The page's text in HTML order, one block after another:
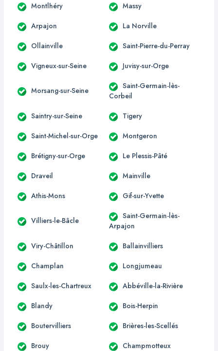
Montlhéry Massy
Arpajon La Norville
Ollainville Saint-Pierre-du-Perray
Vigneux-sur-Seine Juvisy-sur-Orge
Morsang-sur-Seine
Saint-Germain-lès-
Corbeil
Saintry-sur-Seine Tigery
Saint-Michel-sur-Orge Montgeron
Brétigny-sur-Orge Le Plessis-Pâté
Draveil Mainville
Athis-Mons Gif-sur-Yvette
Villiers-le-Bâcle
Saint-Germain-lès-
Arpajon
Viry-Châtillon Ballainvilliers
Champlan Longjumeau
Saulx-les-Chartreux Abbéville-la-Rivière
Blandy Bois-Herpin
Boutervilliers Brières-les-Scellés
Brouy Champmotteux